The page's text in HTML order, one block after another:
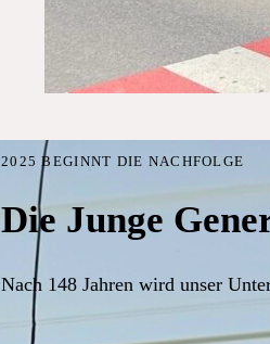
2025 BEGINNT DIE NACHFOLGE
Die Junge
Nach 148 Jahren wird unser